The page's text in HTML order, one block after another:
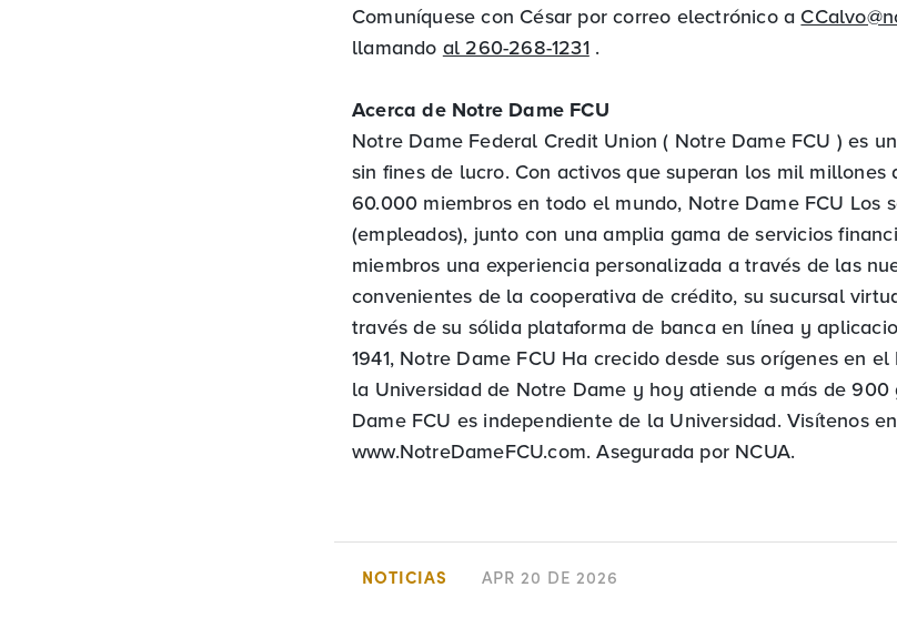
Comuníquese con César por correo electrónico a
llamando al 260-268-1231.
Acerca de Notre Dame FCU
Notre Dame Federal Credit Union ( Notre Dame FCU ) es
sin fines de lucro. Con activos que superan los mil millones
60.000 miembros en todo el mundo, Notre Dame FCU Los
(empleados), junto con una amplia gama de servicios
miembros una experiencia personalizada a través de las
convenientes de la cooperativa de crédito, su sucursal
través de su sólida plataforma de banca en línea y
1941, Notre Dame FCU Ha crecido desde sus orígenes en
la Universidad de Notre Dame y hoy atiende a más de
Dame FCU es independiente de la Universidad. Visítenos en
www.NotreDameFCU.com. Asegurada por NCUA.
NOTICIAS APR 20 DE 2026